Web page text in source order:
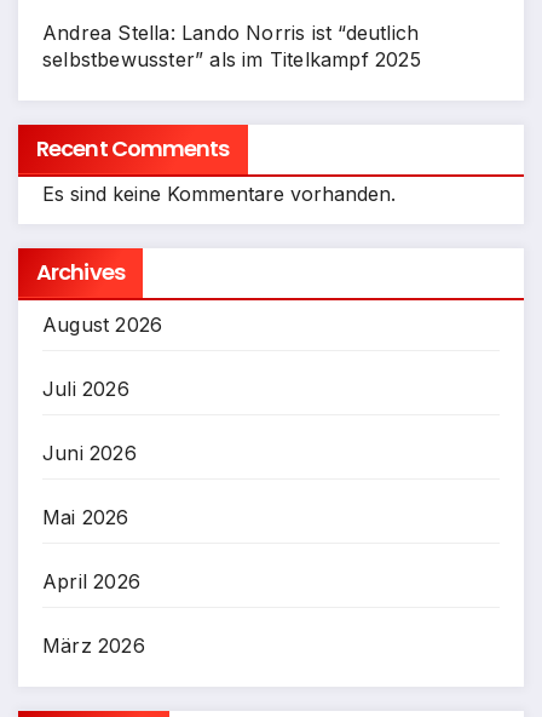
Andrea Stella: Lando Norris ist “deutlich
selbstbewusster” als im Titelkampf 2025
Recent Comments
Es sind keine Kommentare vorhanden.
Archives
August 2026
Juli 2026
Juni 2026
Mai 2026
April 2026
März 2026